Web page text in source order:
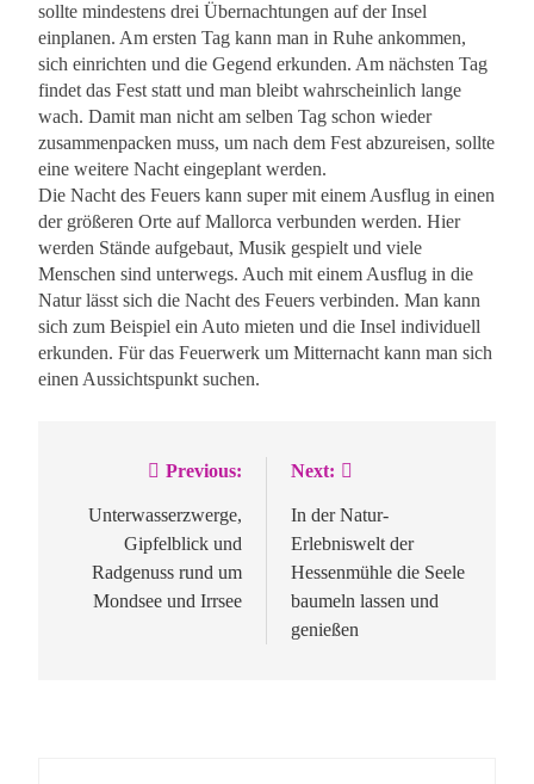
sollte mindestens drei Übernachtungen auf der Insel
einplanen. Am ersten Tag kann man in Ruhe ankommen,
sich einrichten und die Gegend erkunden. Am nächsten Tag
findet das Fest statt und man bleibt wahrscheinlich lange
wach. Damit man nicht am selben Tag schon wieder
zusammenpacken muss, um nach dem Fest abzureisen, sollte
eine weitere Nacht eingeplant werden.
Die Nacht des Feuers kann super mit einem Ausflug in einen
der größeren Orte auf Mallorca verbunden werden. Hier
werden Stände aufgebaut, Musik gespielt und viele
Menschen sind unterwegs. Auch mit einem Ausflug in die
Natur lässt sich die Nacht des Feuers verbinden. Man kann
sich zum Beispiel ein Auto mieten und die Insel individuell
erkunden. Für das Feuerwerk um Mitternacht kann man sich
einen Aussichtspunkt suchen.
Beitragsnavigation
Previous:
Unterwasserzwerge,
Gipfelblick und
Radgenuss rund um
Mondsee und Irrsee
Next:
In der Natur-
Erlebniswelt der
Hessenmühle die Seele
baumeln lassen und
genießen